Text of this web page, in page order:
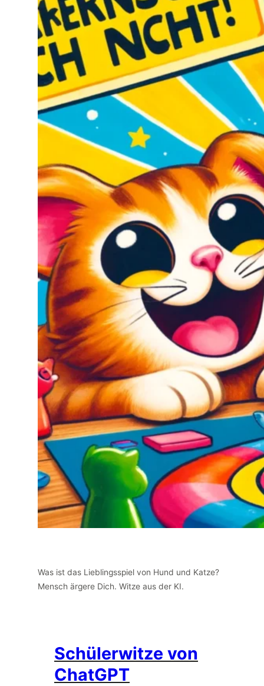
Was ist das Lieblingsspiel von Hund und Katze?
Mensch ärgere Dich. Witze aus der KI.
Schülerwitze von
ChatGPT